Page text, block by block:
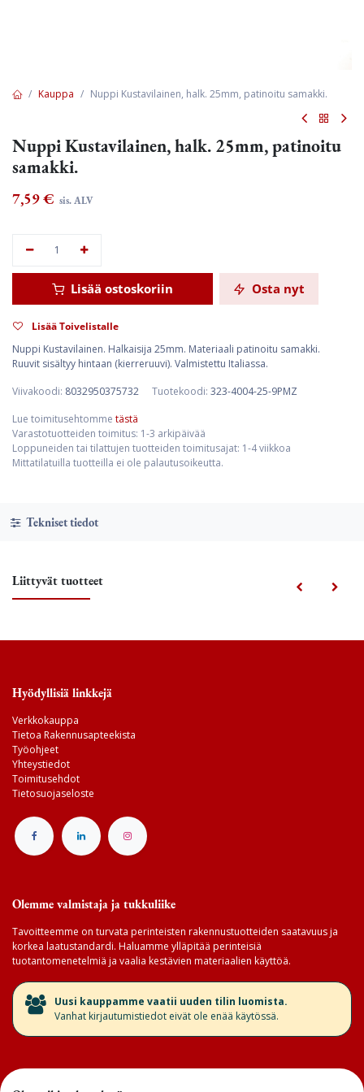
Kauppa Nuppi Kustavilainen, halk. 25mm, patinoitu samakki.
Nuppi Kustavilainen, halk. 25mm, patinoitu
samakki.
7,59€ sis. ALV
Lisää ostoskoriin Osta nyt
Lisää Toivelistalle
Nuppi Kustavilainen. Halkaisija 25mm. Materiaali patinoitu samakki.
Ruuvit sisältyy hintaan (kierreruuvi). Valmistettu Italiassa.
Viivakoodi: 8032950375732 Tuotekoodi: 323-4004-25-9PMZ
Lue toimitusehtomme tästä
Varastotuotteiden toimitus: 1-3 arkipäivää
Loppuneiden tai tilattujen tuotteiden toimitusajat: 1-4 viikkoa
Mittatilatuilla tuotteilla ei ole palautusoikeutta.
Tekniset tiedot
Liittyvät tuotteet
Hyödyllisiä linkkejä
Verkkokauppa
Tietoa Rakennusapteekista
Työohjeet
Yhteystiedot
Toimitusehdot
Tietosuojaseloste
Olemme valmistaja ja tukkuliike
Tavoitteemme on turvata perinteisten rakennustuotteiden saatavuus ja
korkea laatustandardi. Haluamme ylläpitää perinteisiä
tuotantomenetelmiä ja vaalia kestävien materiaalien käyttöä.
​Uusi kauppamme vaatii uuden tilin luomista.
Vanhat kirjautumistiedot eivät ole enää käytössä.